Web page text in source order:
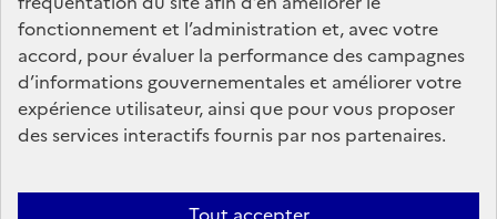
fonctionnement et l’administration et, avec votre
accord, pour évaluer la performance des campagnes
d’informations gouvernementales et améliorer votre
expérience utilisateur, ainsi que pour vous proposer
des services interactifs fournis par nos partenaires.
Nos marchés
Nos offres d'emploi
FAQ
Glossaire